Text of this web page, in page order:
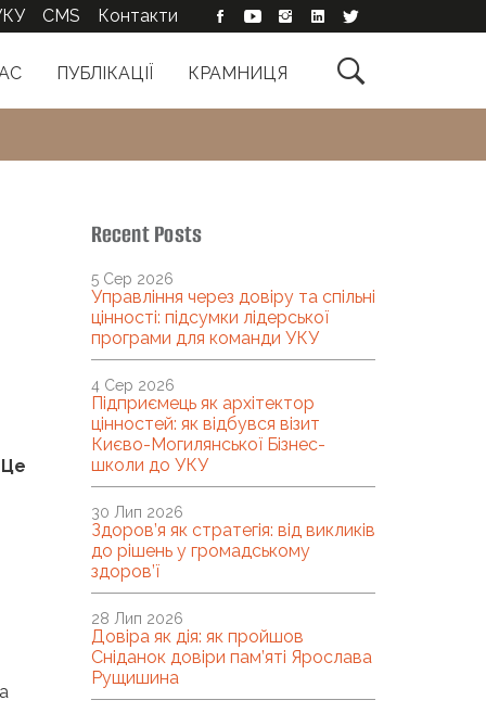

ПУБЛІКАЦІЇ КРАМНИЦЯ
CMS Контакти
Recent Posts
Управління через довіру та спільні
цінності: підсумки лідерської
програми для команди УКУ
5 Сер 2026
Підприємець як архітектор
цінностей: як відбувся візит
Києво-Могилянської Бізнес-
школи до УКУ
4 Сер 2026
Здоров’я як стратегія: від викликів
до рішень у громадському
здоров’ї
30 Лип 2026
Довіра як дія: як пройшов
Сніданок довіри пам’яті Ярослава
Рущишина
28 Лип 2026